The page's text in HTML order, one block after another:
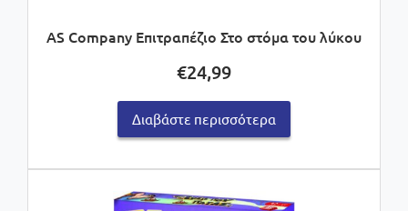
AS Company Επιτραπέζιο Στο στόμα του λύκου
€24,99
Διαβάστε περισσότερα